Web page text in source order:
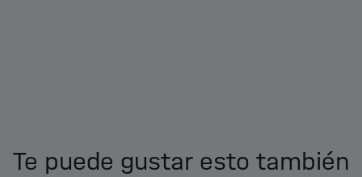
Te puede gustar esto también